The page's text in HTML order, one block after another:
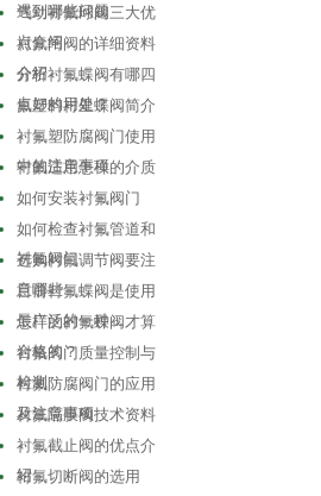
遇到哪些问题
气动衬氟球阀三大优
点介绍
衬氟闸阀的详细资料
介绍
分析衬氟蝶阀有哪四
点好的用处？
氟塑料衬里蝶阀简介
衬氟塑防腐阀门使用
中的注意事项
衬氟适用怎样的介质
如何安装衬氟阀门
如何检查衬氟管道和
衬氟阀门
选购衬氟调节阀要注
意哪些
目前衬氟蝶阀是使用
最广泛的一种…
怎样的衬氟蝶阀才算
合格的？
衬氟阀门质量控制与
检测
衬氟防腐阀门的应用
及注意事项
衬氟隔膜阀技术资料
衬氟截止阀的优点介
绍
衬氟切断阀的选用